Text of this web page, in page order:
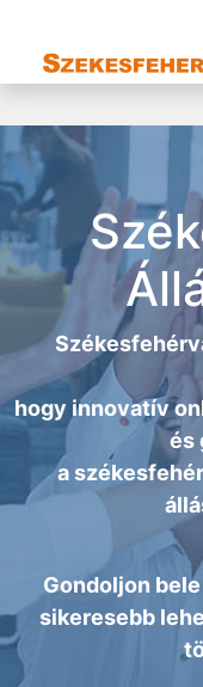
hogy innovatív
és
a
Gondoljon
sikeresebb